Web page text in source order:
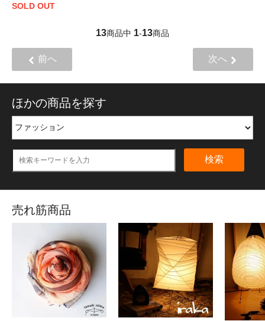
SOLD OUT
13商品中 1-13商品
前へ 次へ
ほかの商品を探す
検索
売れ筋商品